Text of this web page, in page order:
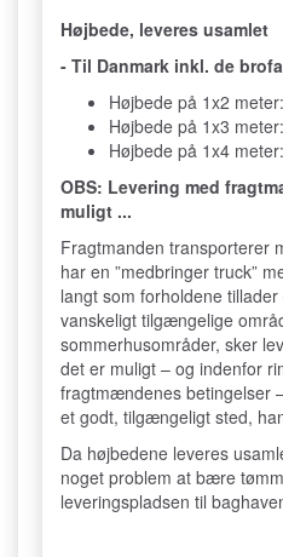
Højbede, leveres usamlet
- Til Danmark inkl. de
Højbede på 1x2
Højbede på 1x3
Højbede på 1x4
OBS: Levering med
muligt ...
Fragtmanden transporterer
har en ”medbringer truck”
langt som forholdene
vanskeligt tilgængelige
sommerhusområder, sker
det er muligt – og indenfor
fragtmændenes betingelser
et godt, tilgængeligt sted,
Da højbedene leveres
noget problem at bære
leveringspladsen til